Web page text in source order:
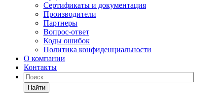
Сертификаты и документация
Производители
Партнеры
Вопрос-ответ
Коды ошибок
Политика конфиденциальности
О компании
Контакты
Найти